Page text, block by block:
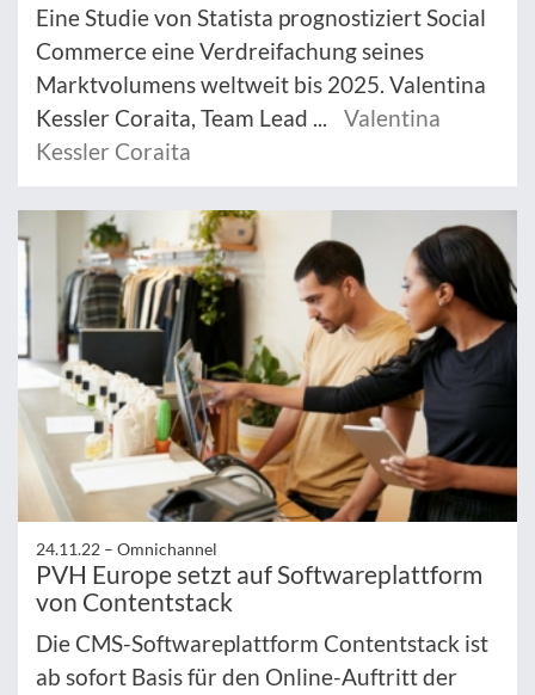
Eine Studie von Statista prognostiziert Social
Commerce eine Verdreifachung seines
Marktvolumens weltweit bis 2025. Valentina
Kessler Coraita, Team Lead ...
Valentina
Kessler Coraita
24.11.22 – Omnichannel
PVH Europe setzt auf Softwareplattform
von Contentstack
Die CMS-Softwareplattform Contentstack ist
ab sofort Basis für den Online-Auftritt der